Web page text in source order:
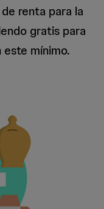
renta para la
gratis para
este mínimo.